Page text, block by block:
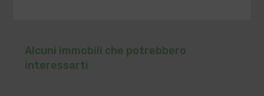
Alcuni immobili che potrebbero
interessarti